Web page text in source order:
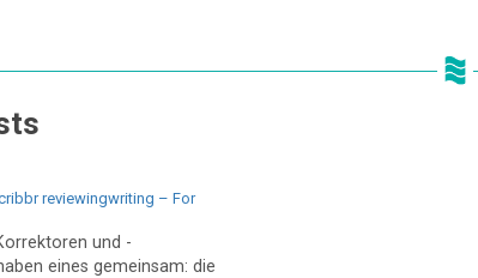
reviewingwriting – For
und -
eines gemeinsam: die